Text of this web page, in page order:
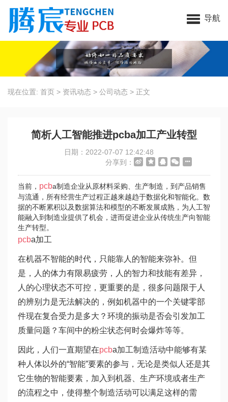
昆山腾宸电子科技有限公司
导航
现在位置: 首页 > 资讯动态 > 公司动态 > 正文
简析人工智能推进pcba加工产业转型
日期：2022-07-07 12:42:48
分享到：
当前， pcba制造企业从原材料采购、生产制造，到产品销售
与流通，所有经营生产过程正越来越趋于数据化和智能化。数
据的不断累积以及数据算法和模型的不断发展成熟，为人工智
能融入到制造业提供了机会，进而促进企业从传统生产向智能
生产转型。
pcba加工
在机器不智能的时代，只能靠人的智能来弥补。但
是，人的体力有限易疲劳，人的智力和技能有差异，
人的心理状态不可控，更重要的是，很多问题限于人
的辨别力是无法解决的，例如机器中的一个关键零部
件现在复合受力是多大？环境的振动是否会引发加工
质量问题？车间中的粉尘状态何时会爆炸等等。
因此，人们一直期望在pcba加工制造活动中能够有某
种人体以外的“智能”要素的参与，无论是类似人还是其
它生物的智能要素，加入到机器、生产环境或者生产
的流程之中，使得整个制造活动可以满足这样的需